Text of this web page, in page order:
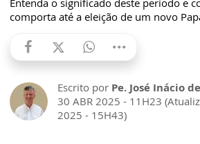
Entenda o significado deste período e
comporta até a eleição de um novo
Escrito por Pe. José Inácio
30 ABR 2025 - 11H23
2025 - 15H43)